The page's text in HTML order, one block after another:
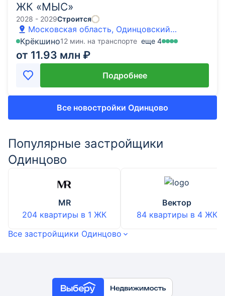
ЖК «МЫС»
2028 - 2029Строится
Московская область, Одинцовский
городской округ, д. Ликино
Крёкшино12 мин. на транспорте еще 4
от 11.93 млн ₽
Подробнее
Все новостройки Одинцово
Популярные застройщики
Одинцово
MR
204 квартиры в 1 ЖК
Вектор
84 квартиры в 4ЖК
Все застройщики Одинцово